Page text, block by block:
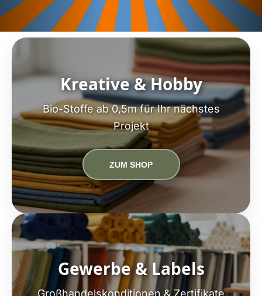
Kreative & Hobby
Bio-Stoffe ab 0,5m für Ihr nächstes
Projekt
ZUM SHOP
Gewerbe & Labels
Großhandelskonditionen & Zertifikate